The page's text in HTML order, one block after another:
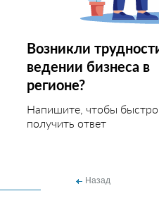
Возникли
ведении бизнеса в
регионе?
Напишите, чтобы быстро
получить ответ
Назад